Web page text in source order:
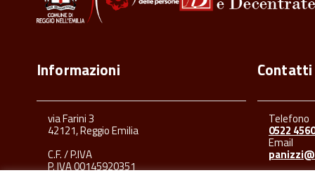
Informazioni
via Farini 3
42121, Reggio Emilia
C.F. / P.IVA
P. IVA 00145920351
Contatti
Telefono
0522
Email